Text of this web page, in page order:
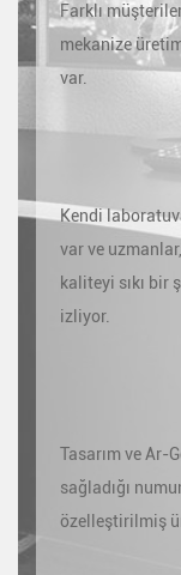
Farklı
mekanize
var.
Kendi
var ve
kaliteyi sıkı bir
izliyor.
Tasarım ve Ar-
sağladığı
özelleştirilmiş